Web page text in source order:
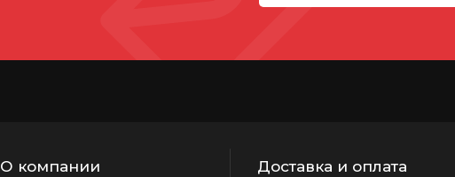
О компании Доставка и оплата